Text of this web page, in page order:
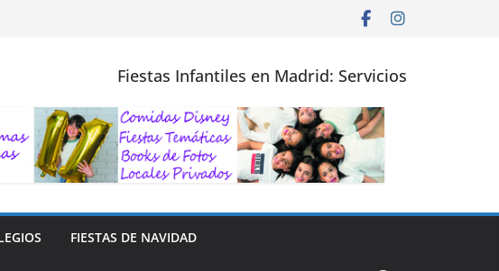
Fiestas Infantiles en Madrid: Servicios
FIESTAS DE NAVIDAD